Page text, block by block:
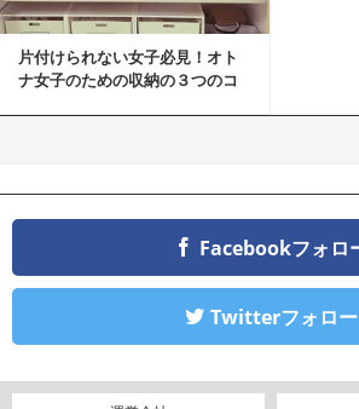
片付けられない女子必見！オト
ナ女子のための収納の３つのコ
Facebookフォロ
Twitterフォロー